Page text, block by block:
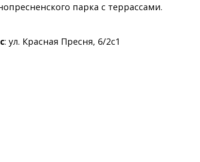
парка с террассами.
: ул. Красная Пресня, 6/2с1